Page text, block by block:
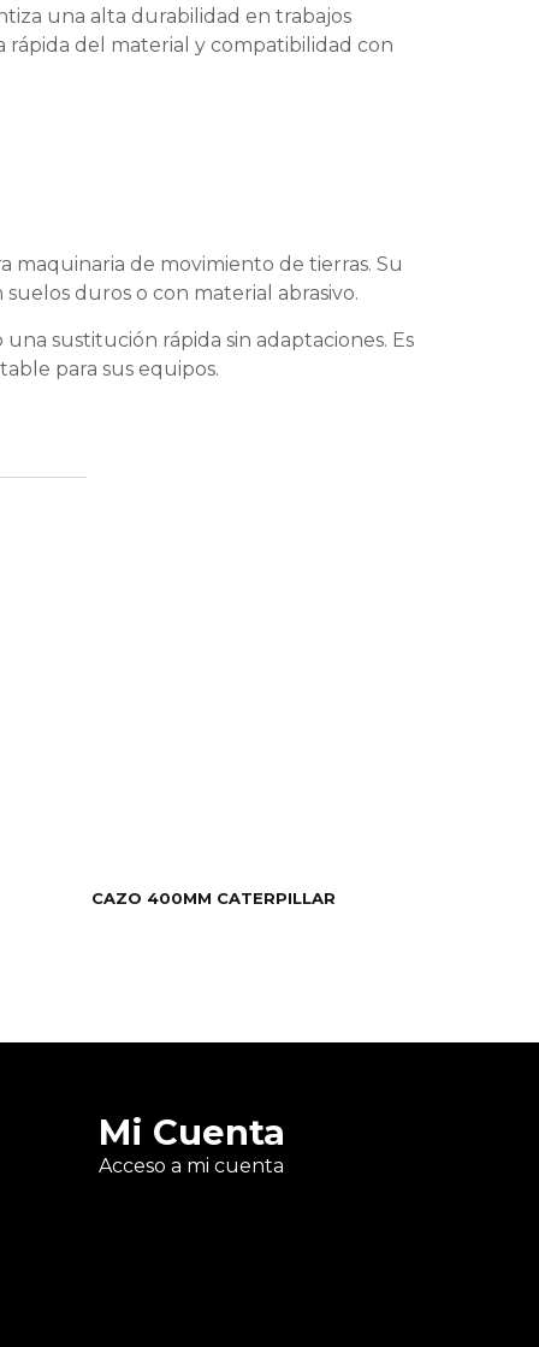
una alta durabilidad en trabajos
rápida del material y compatibilidad con
maquinaria de movimiento de tierras. Su
duros o con material abrasivo.
sustitución rápida sin adaptaciones. Es
para sus equipos.
CAZO 400MM CATERPILLAR
Mi Cuenta
Acceso a mi cuenta